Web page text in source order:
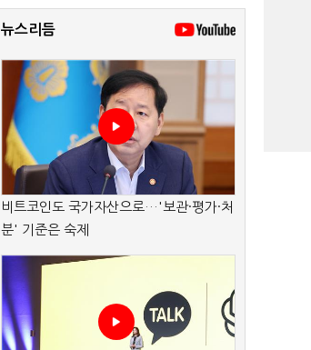
뉴스리듬
비트코인도 국가자산으로…'보관·평가·처
분' 기준은 숙제